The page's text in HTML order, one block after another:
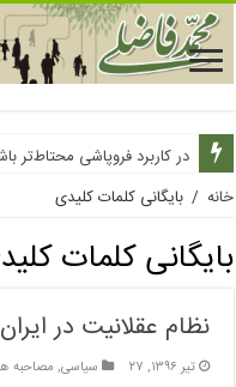
در کاربرد فروپاشی محتاط‌تر
از توهم فراوانی آب عبور کنیم
خانه / بایگانی کلمات کلیدی
بایگانی کلمات
نظام عقلانیت در ایران
تیر ۱۳۹۶, ۲۷ سیاسی, مصاحبه